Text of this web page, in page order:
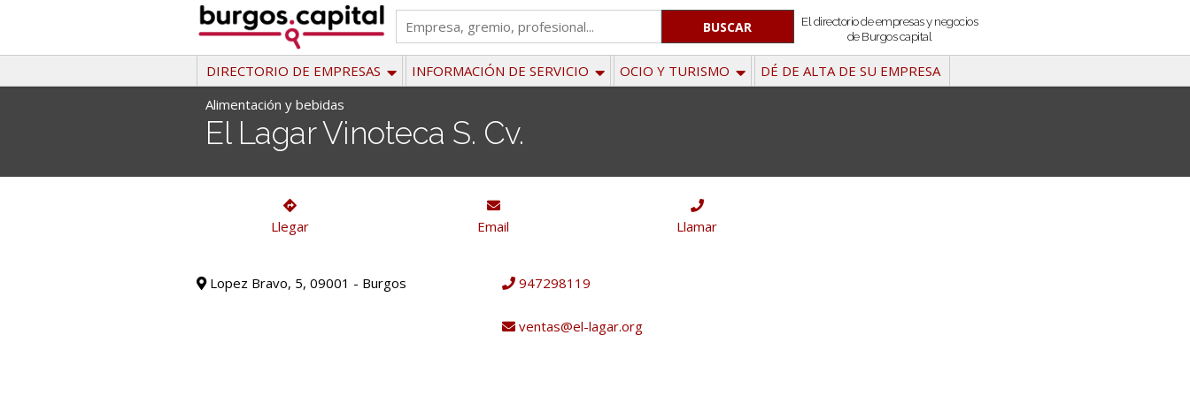
contenido
.
__('Search
for:')
'
El directorio de empresas y negocios
de Burgos capital
DIRECTORIO DE EMPRESAS INFORMACIÓN DE SERVICIO OCIO Y TURISMO
DÉ DE ALTA DE SU EMPRESA
Alimentación y bebidas
El Lagar Vinoteca S. Cv.
Llegar Email Llamar
Lopez Bravo, 5, 09001 - Burgos 947298119
ventas@el-lagar.org